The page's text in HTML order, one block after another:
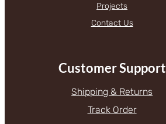
Projects
Contact Us
Customer Support
Shipping & Returns
Track Order